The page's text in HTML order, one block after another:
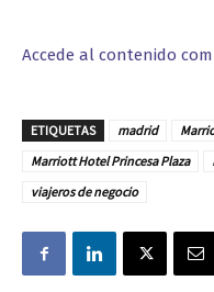
Accede al contenido
ETIQUETAS madrid
Marriott Hotel Princesa Plaza
viajeros de negocio